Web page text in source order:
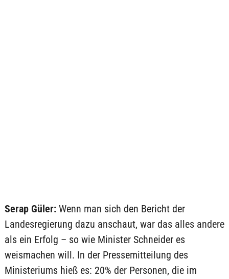
Serap Güler:Wenn man sich den Bericht der
Landesregierung dazu anschaut, war das alles andere
als ein Erfolg – so wie Minister Schneider es
weismachen will. In der Pressemitteilung des
Ministeriums hieß es: 20% der Personen, die im